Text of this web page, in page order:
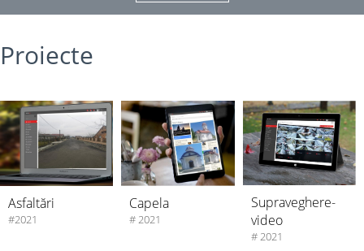
Proiecte
Asfaltări
#2021
Capela
# 2021
Supraveghere-
video
# 2021